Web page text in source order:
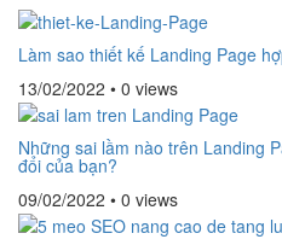
Làm sao thiết kế Landing Page
13/02/2022 • 0 views
Những sai lầm nào trên Landing
đổi của bạn?
09/02/2022 • 0 views